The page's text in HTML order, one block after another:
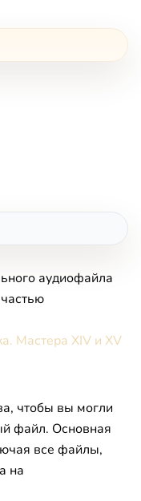
аудиофайла
Мастера XIV и XV
чтобы вы могли
файл. Основная
все файлы,
на